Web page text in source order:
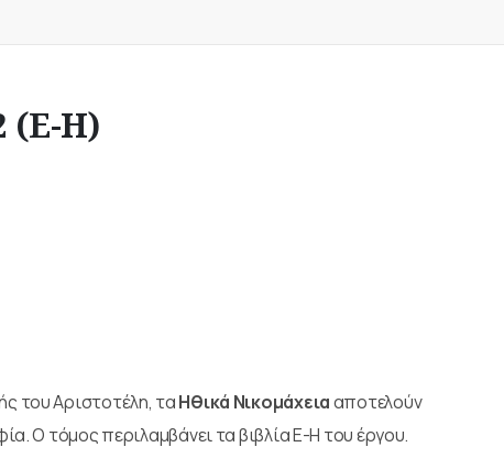
(Ε-Η)
του Αριστοτέλη, ταΗθικά Νικομάχειααποτελούν
Ο τόμος περιλαμβάνει τα βιβλία Ε-Η του έργου.